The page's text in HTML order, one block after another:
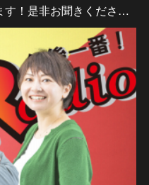
す！是非お聞きくださ…